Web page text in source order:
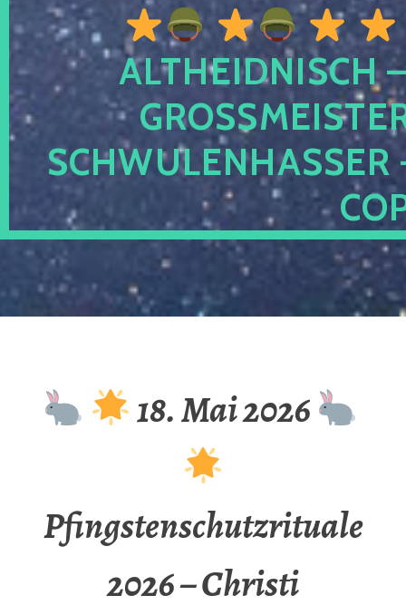
ALTHEIDNISCH
CHWULENHASSER
18. Mai 2026
Pfingstenschutzrituale
2026 – Christi